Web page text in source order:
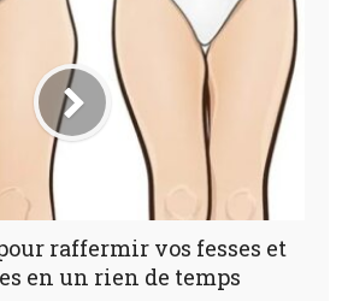
raffermir vos fesses et
en un rien de temps